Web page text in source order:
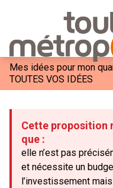
Mes idées pour mon
TOUTES VOS IDÉES
Cette proposition
que :
elle n’est pas
et nécessite un
l’investissement